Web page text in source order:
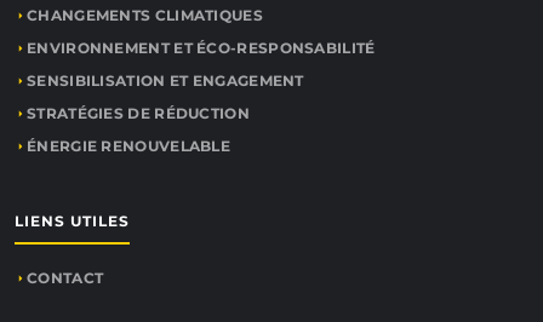
CHANGEMENTS CLIMATIQUES
ENVIRONNEMENT ET ÉCO-RESPONSABILITÉ
SENSIBILISATION ET ENGAGEMENT
STRATÉGIES DE RÉDUCTION
ÉNERGIE RENOUVELABLE
LIENS UTILES
CONTACT